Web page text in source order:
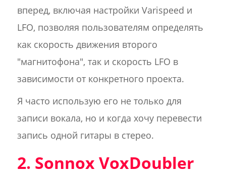
вперед, включая настройки Varispeed и
LFO, позволяя пользователям определять
как скорость движения второго
"магнитофона", так и скорость LFO в
зависимости от конкретного проекта.
Я часто использую его не только для
записи вокала, но и когда хочу перевести
запись одной гитары в стерео.
2. Sonnox VoxDoubler